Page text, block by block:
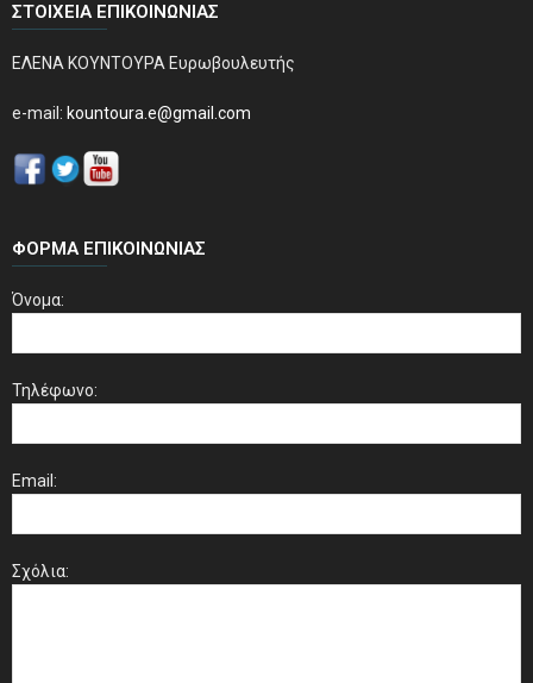
ΣΤΟΙΧΕΊΑ ΕΠΙΚΟΙΝΩΝΊΑΣ
ΕΛΕΝΑ ΚΟΥΝΤΟΥΡΑ Ευρωβουλευτής
e-mail: kountoura.e@gmail.com
ΦΌΡΜΑ ΕΠΙΚΟΙΝΩΝΊΑΣ
Όνομα:
Τηλέφωνο:
Email:
Σχόλια: